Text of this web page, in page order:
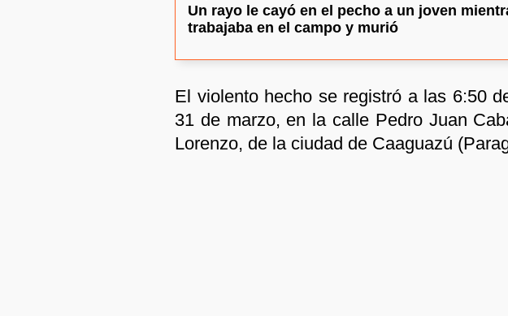
Un rayo le cayó en el pecho a un joven
trabajaba en el campo y murió
El violento hecho se registró a las 6:50
31 de marzo, en la calle Pedro Juan
Lorenzo, de la ciudad de Caaguazú